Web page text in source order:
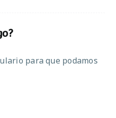
para que podamos